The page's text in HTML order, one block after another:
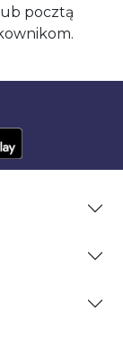
pocztą